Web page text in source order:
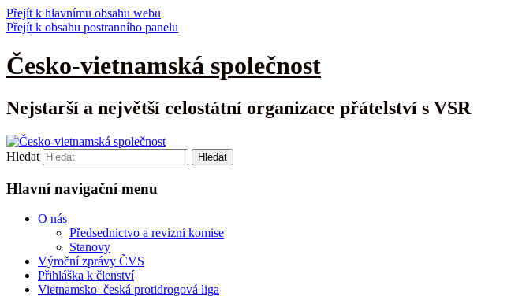
Přejít k hlavnímu obsahu webu
Přejít k obsahu postranního panelu
Česko-vietnamská společnost
Nejstarší a největší celostátní organizace přátelství s VSR
Hledat
Hlavní navigační menu
O nás
Předsednictvo a revizní komise
Stanovy
Výroční zprávy ČVS
Přihláška k členství
Vietnamsko–česká protidrogová liga